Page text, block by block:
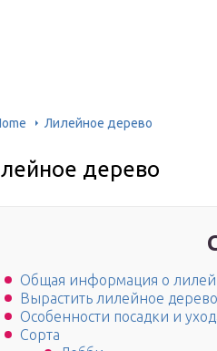
Лилейное дерево
дерево
Общая информация о
Вырастить лилейное
Особенности посадки и
Сорта